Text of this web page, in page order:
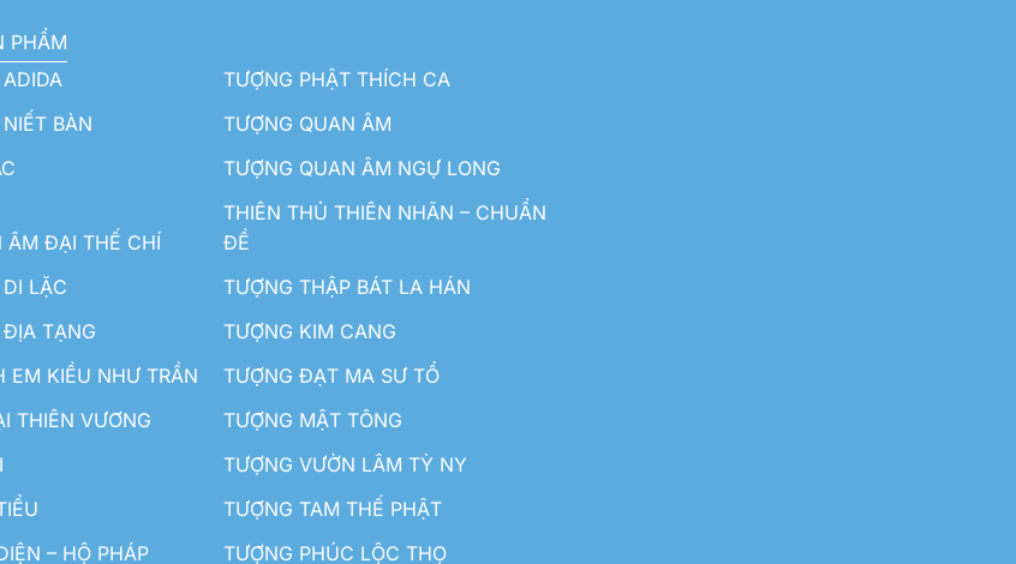
PHẨM
TƯỢNG PHẬT THÍCH CA
BÀN
TƯỢNG QUAN ÂM
TƯỢNG QUAN ÂM NGỰ LONG
ÂM ĐẠI THẾ CHÍ
THIÊN THỦ THIÊN NHÃN – CHUẨN
ĐỀ
LẶC
TƯỢNG THẬP BÁT LA HÁN
TẠNG
TƯỢNG KIM CANG
EM KIỀU NHƯ TRẦN
TƯỢNG ĐẠT MA SƯ TỔ
THIÊN VƯƠNG
TƯỢNG MẬT TÔNG
TƯỢNG VƯỜN LÂM TỲ NY
TƯỢNG TAM THẾ PHẬT
– HỘ PHÁP
TƯỢNG PHÚC LỘC THỌ